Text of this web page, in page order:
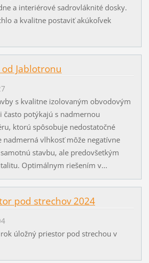
a interiérové sadrovláknité dosky.
a kvalitne postaviť akúkoľvek
Jablotronu
s kvalitne izolovaným obvodovým
často potýkajú s nadmernou
ktorú spôsobuje nedostatočné
nadmerná vlhkosť môže negatívne
stavbu, ale predovšetkým
Optimálnym riešením v...
pod strechov 2024
úložný priestor pod strechou v